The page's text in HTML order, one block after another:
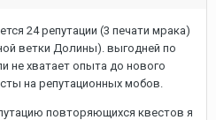
24 репутации (3 печати мрака)
ветки Долины). выгодней по
не хватает опыта до нового
на репутационных мобов.
повторяющихся квестов я